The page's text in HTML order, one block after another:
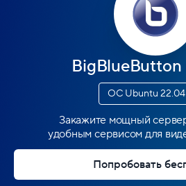
BigBlueButton
ОС Ubuntu 22.04
Закажите мощный
удобным сервисом для
Попробовать